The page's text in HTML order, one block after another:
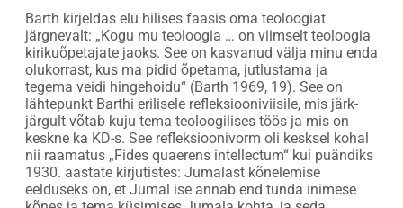
Barth kirjeldas elu hilises faasis oma teoloogiat
järgnevalt: „Kogu mu teoloogia … on viimselt teoloogia
kirikuõpetajate jaoks. See on kasvanud välja minu enda
olukorrast, kus ma pidid õpetama, jutlustama ja
tegema veidi hingehoidu“ (Barth 1969, 19). See on
lähtepunkt Barthi erilisele refleksiooniviisile, mis järk-
järgult võtab kuju tema teoloogilises töös ja mis on
keskne ka KD-s. See refleksioonivorm oli kesksel kohal
nii raamatus „Fides quaerens intellectum“ kui puändiks
1930. aastate kirjutistes: Jumalast kõnelemise
eelduseks on, et Jumal ise annab end tunda inimese